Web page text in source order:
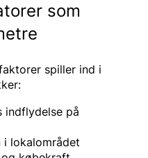
som
spiller ind i
indflydelse på
lokalområdet